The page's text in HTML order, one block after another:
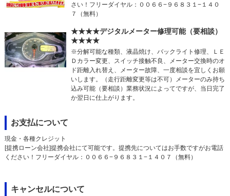
さい！フリーダイヤル：００６６−９６８３１−１４０
７（無料）
★★★★デジタルメーター修理可能（要相談）
★★★★
※分解可能な種類、液晶焼け、バックライト修理、ＬＥ
Ｄカラー変更、スイッチ接触不良、メーター交換時のオ
ド距離入れ替え、メーター故障、一度相談を宜しくお願
いします。（走行距離変更等は不可）メーターのみ持ち
込み可能（要相談）業務状況によってですが、当日完了
か翌日に仕上がります。
お支払について
現金・各種クレジット
[提携ローン会社]提携会社にて可能です。提携先についてはお手数ですがお電話
ください！フリーダイヤル：００６６−９６８３１−１４０７（無料）
キャンセルについて